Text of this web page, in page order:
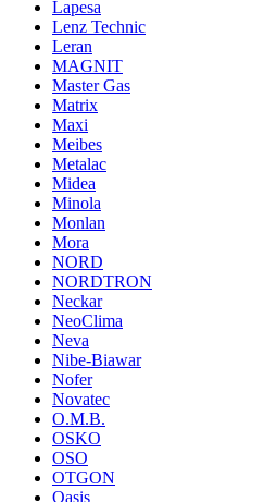
Lapesa
Lenz Technic
Leran
MAGNIT
Master Gas
Matrix
Maxi
Meibes
Metalac
Midea
Minola
Monlan
Mora
NORD
NORDTRON
Neckar
NeoClima
Neva
Nibe-Biawar
Nofer
Novatec
O.M.B.
OSKO
OSO
OTGON
Oasis